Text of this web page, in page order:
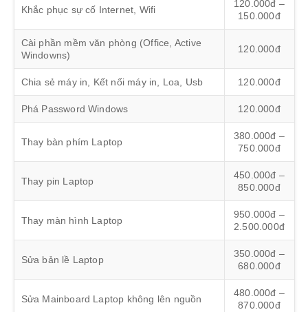
Khắc phục sự cố Internet, Wifi
120.000đ –
150.000đ
Cài phần mềm văn phòng (Office, Active
Windowns)
120.000đ
Chia sẻ máy in, Kết nối máy in, Loa, Usb 120.000đ
Phá Password Windows 120.000đ
Thay bàn phím Laptop
380.000đ –
750.000đ
Thay pin Laptop
450.000đ –
850.000đ
Thay màn hình Laptop
950.000đ –
2.500.000đ
Sửa bản lề Laptop
350.000đ –
680.000đ
Sửa Mainboard Laptop không lên nguồn
480.000đ –
870.000đ